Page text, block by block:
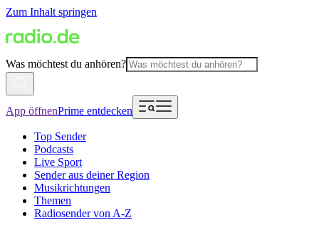
Zum Inhalt springen
Was möchtest du anhören?
App öffnenPrime entdecken
Top Sender
Podcasts
Live Sport
Sender aus deiner Region
Musikrichtungen
Themen
Radiosender von A-Z